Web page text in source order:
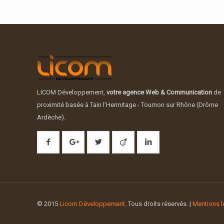
LICOM Développement,votre agence Web & Communication de
proximité basée à Tain l'Hermitage - Tournon sur Rhône (Drôme
Ardèche).
© 2015Licom Développement. Tous droits réservés. |Mentions